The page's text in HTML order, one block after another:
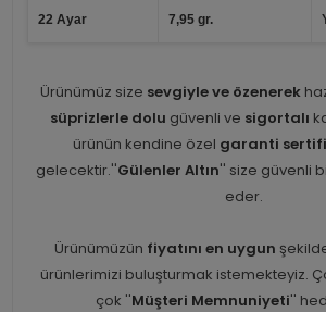
22 Ayar 7,95 gr.
Ürünümüz size sevgiyle ve özenerek
süprizlerle dolu güvenli ve sigortalı
ürünün kendine özel garanti
gelecektir.''Gülenler Altın'' size güvenli
eder.
Ürünümüzün fiyatını en uygun
ürünlerimizi buluşturmak istemekteyiz.
çok ''Müşteri Memnuniyeti''